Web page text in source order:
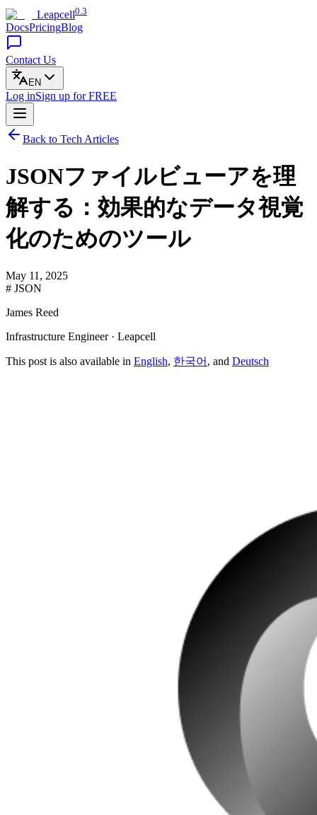
Leapcell0.3
DocsPricingBlog
Contact Us
EN
Log inSign up for FREE
Back to Tech Articles
JSONファイルビューアを理
解する：効果的なデータ視覚
化のためのツール
May 11, 2025
# JSON
James Reed
Infrastructure Engineer · Leapcell
This post is also available in English, 한국어 , and Deutsch